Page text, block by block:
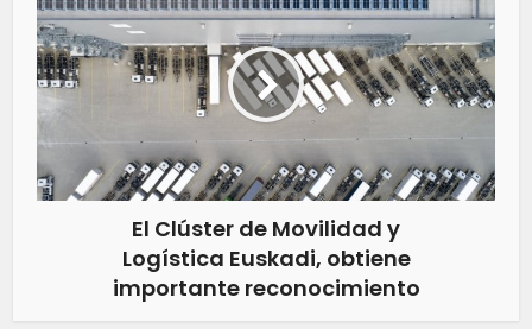
El Clúster de Movilidad y
Logística Euskadi, obtiene
importante reconocimiento